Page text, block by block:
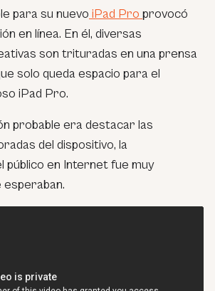
para su nuevo iPad Pro provocó
en línea. En él, diversas
son trituradas en una prensa
solo queda espacio para el
iPad Pro.
probable era destacar las
del dispositivo, la
público en Internet fue muy
esperaban.